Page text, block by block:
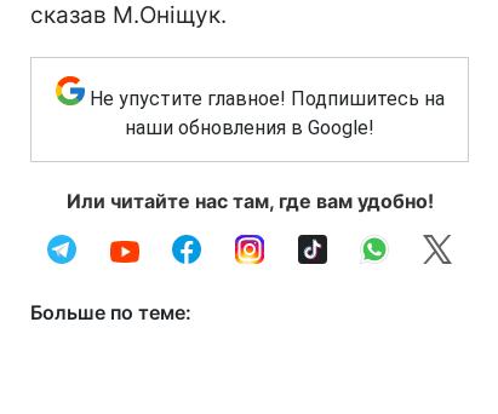
сказав М.Оніщук.
Не упустите главное! Подпишитесь на
наши обновления в Google!
Или читайте нас там, где вам удобно!
Больше по теме: